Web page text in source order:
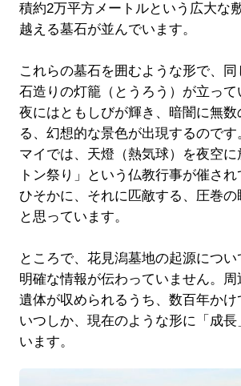
積約2万平方メートルという広大な
越える墓石が並んでいます。
これらの墓石を囲むような形で、
石造りの灯籠（とうろう）が立っ
夜にはともしびが輝き、暗闇に無数
る、幻想的な景色が出現するので
マイでは、天燈（熱気球）を夜空に
トン祭り」という仏教行事が催さ
ひそかに、それに匹敵する、圧巻
と思っています。
ところで、花見潟墓地の起源につ
明確な情報が伝わっていません。
遺体が収められるうち、数百年かけ
いつしか、現在のような形に「成
います。